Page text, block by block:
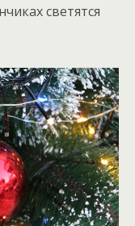
светятся